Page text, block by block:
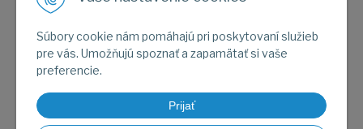
Súbory cookie nám pomáhajú pri poskytovaní služieb
pre vás. Umožňujú spoznať a zapamätať si vaše
preferencie.
Prijať